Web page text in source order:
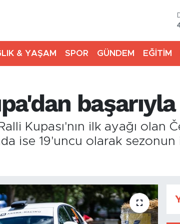
& YAŞAM SPOR GÜNDEM EĞİTİM
Kupası'nın ilk ayağı olan
ise 19'uncu olarak sezonun